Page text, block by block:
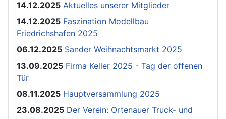
14.12.2025 Aktuelles unserer Mitglieder
14.12.2025 Faszination Modellbau
Friedrichshafen 2025
06.12.2025 Sander Weihnachtsmarkt 2025
13.09.2025 Firma Keller 2025 - Tag der offenen
Tür
08.11.2025 Hauptversammlung 2025
23.08.2025 Der Verein: Ortenauer Truck- und